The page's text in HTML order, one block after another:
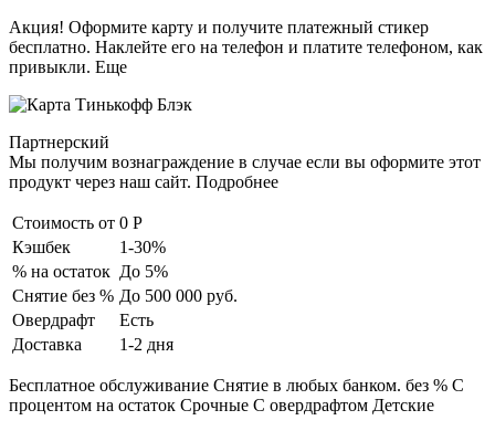
Акция! Оформите карту и получите платежный стикер
бесплатно. Наклейте его на телефон и платите телефоном, как
привыкли. Еще
Партнерский
Мы получим вознаграждение в случае если вы оформите этот
продукт через наш сайт. Подробнее
Стоимость от 0 Р
Кэшбек
1-30%
% на остаток До 5%
Снятие без % До 500 000 руб.
Овердрафт
Есть
Доставка
1-2 дня
Бесплатное обслуживание Снятие в любых банком. без % С
процентом на остаток Срочные С овердрафтом Детские